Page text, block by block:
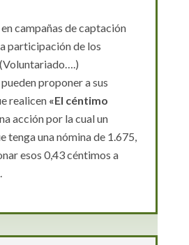
campañas de captación
participación de los
proponer a sus
realicen «El céntimo
acción por la cual un
tenga una nómina de 1.675,
esos 0,43 céntimos a